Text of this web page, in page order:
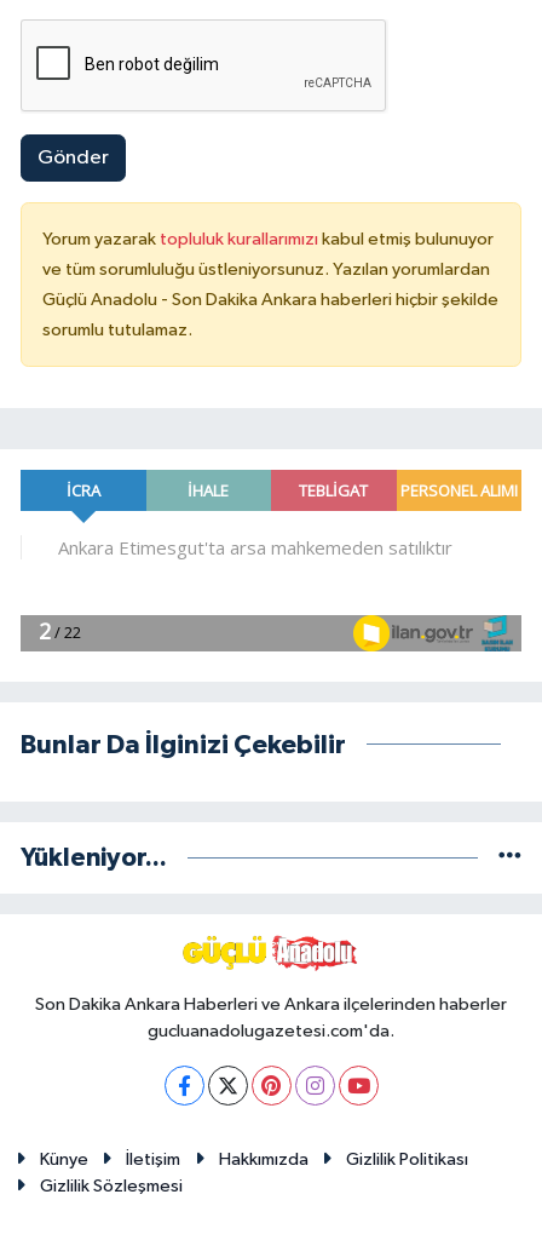
Gönder
Yorum yazarak topluluk kurallarımızı kabul etmiş bulunuyor
ve tüm sorumluluğu üstleniyorsunuz. Yazılan yorumlardan
Güçlü Anadolu - Son Dakika Ankara haberleri hiçbir şekilde
sorumlu tutulamaz.
Bunlar Da İlginizi Çekebilir
Yükleniyor...
Son Dakika Ankara Haberleri ve Ankara ilçelerinden haberler
gucluanadolugazetesi.com'da.
Künye İletişim Hakkımızda
Gizlilik Politikası
Gizlilik Sözleşmesi